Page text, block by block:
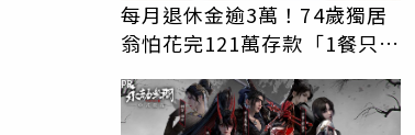
每月退休金逾3萬！74歲獨居
翁怕花完121萬存款「1餐只吃
女兒
PR